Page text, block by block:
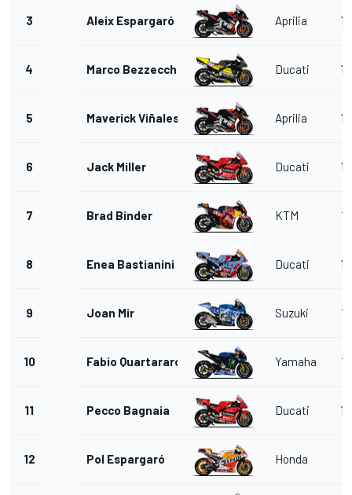
3 Aleix Espargaró Aprilia 14
4 Marco Bezzecchi Ducati 14
5 Maverick Viñales Aprilia 14
6 Jack Miller Ducati 14
7 Brad Binder KTM 15
8 Enea Bastianini Ducati 14
9 Joan Mir Suzuki 13
10 Fabio Quartararo Yamaha 13
11 Pecco Bagnaia Ducati 14
12 Pol Espargaró Honda